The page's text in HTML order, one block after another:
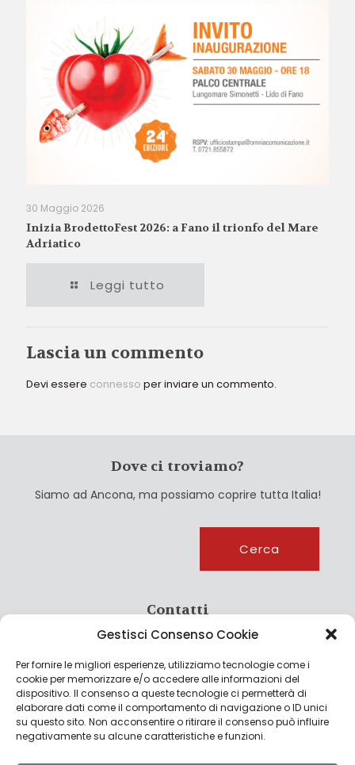
Gestisci Consenso Cookie
Per fornire le migliori esperienze, utilizziamo tecnologie come i
cookie per memorizzare e/o accedere alle informazioni del
dispositivo. Il consenso a queste tecnologie ci permetterà di
elaborare dati come il comportamento di navigazione o ID unici
su questo sito. Non acconsentire o ritirare il consenso può influire
negativamente su alcune caratteristiche e funzioni.
30 Maggio 2026
Inizia BrodettoFest 2026: a Fano il trionfo del Mare
Adriatico
Leggi tutto
Lascia un commento
Devi essere connesso per inviare un commento.
Dove ci troviamo?
Siamo ad Ancona, ma possiamo coprire tutta Italia!
Cerca
Contatti
info@culturagroalimentare.com
Note legali
Privacy Policy